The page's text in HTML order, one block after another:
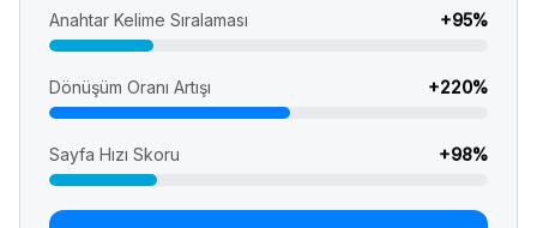
Anahtar Kelime Sıralaması +95%
Dönüşüm Oranı Artışı +220%
Sayfa Hızı Skoru +98%